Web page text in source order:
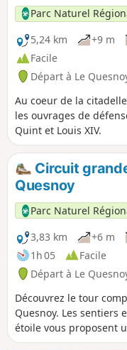
Parc Naturel
5,24 km
+9 m
Facile
Départ à Le
Au coeur de la
les ouvrages de
Quint et Louis XIV.
Circuit
Quesnoy
Parc Naturel
3,83 km
+6 m
1h 05
Facile
Départ à Le
Découvrez le tour
Quesnoy. Les
étoile vous proposent
circuit des remparts.